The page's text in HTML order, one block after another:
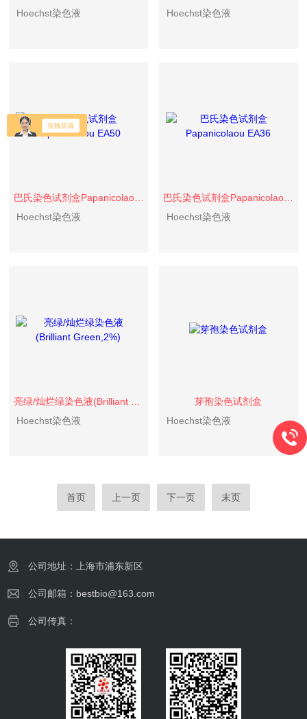
Hoechst染色液
Hoechst染色液
巴氏染色试剂盒Papanicolaou EA50
Hoechst染色液
Hoechst染色液
Hoechst染色液
芽孢染色试剂盒
Hoechst染色液
首页 上一页 下一页 末页
公司地址：上海市浦东新区
公司邮箱：bestbio@163.com
公司传真：